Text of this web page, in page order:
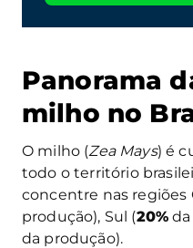
Panorama
milho no
O milho (Zea Mays) é
todo o território
concentre nas regiões
produção), Sul (20%
da produção).